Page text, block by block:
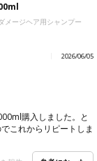
メージヘア用シャンプー
2026/06/05
購入しました。と
これからリピートしま